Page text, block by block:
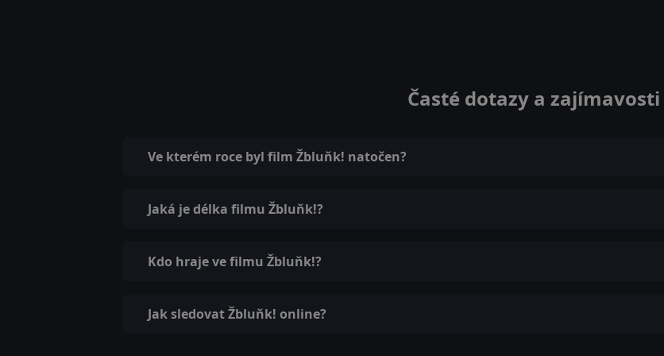
Časté dotazy a zajímavosti
Ve kterém roce byl film Žbluňk! natočen?
Jaká je délka filmu Žbluňk!?
Kdo hraje ve filmu Žbluňk!?
Jak sledovat Žbluňk! online?